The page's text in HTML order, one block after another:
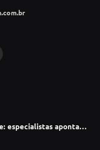
especialistas apontam